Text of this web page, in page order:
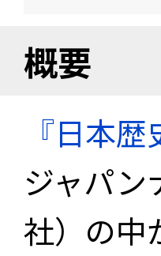
概要
『日本
ジャパン
社）の中